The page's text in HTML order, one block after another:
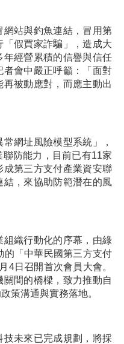
站與釣魚連結，冒用第
假買家詐騙」，造成大
經營累積的信譽與信任
會中嚴正呼籲：「面對
被動應對，而應主動出
網址風險模型系統」，
防能力，目前已有11家
第三方支付產業資安聯
結，來協助防範潛在的風
組織行動化的序幕，由綠
的「中華民國第三方支付
4日召開首次會員大會。
間的橋樑，致力推動自
策溝通與實務落地。
未來已完成規劃，將採